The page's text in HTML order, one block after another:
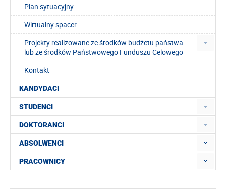
Plan sytuacyjny
Wirtualny spacer
Projekty realizowane ze środków budżetu państwa
lub ze środków Państwowego Funduszu Celowego
Kontakt
KANDYDACI
STUDENCI
DOKTORANCI
ABSOLWENCI
PRACOWNICY